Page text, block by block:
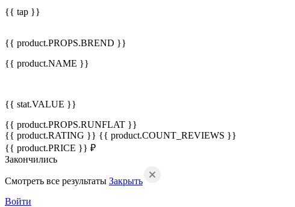
{{ tap }}
{{ product.PROPS.BREND }}
{{ product.NAME }}
{{ stat.VALUE }}
{{ product.PROPS.RUNFLAT }}
{{ product.RATING }} {{ product.COUNT_REVIEWS }}
{{ product.PRICE }} ₽
Закончились
Смотреть все результаты Закрыть
Войти